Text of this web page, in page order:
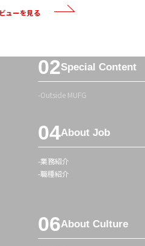
ューを見る
Special Content
Outside MUFG
About Job
業務紹介
職種紹介
About Culture